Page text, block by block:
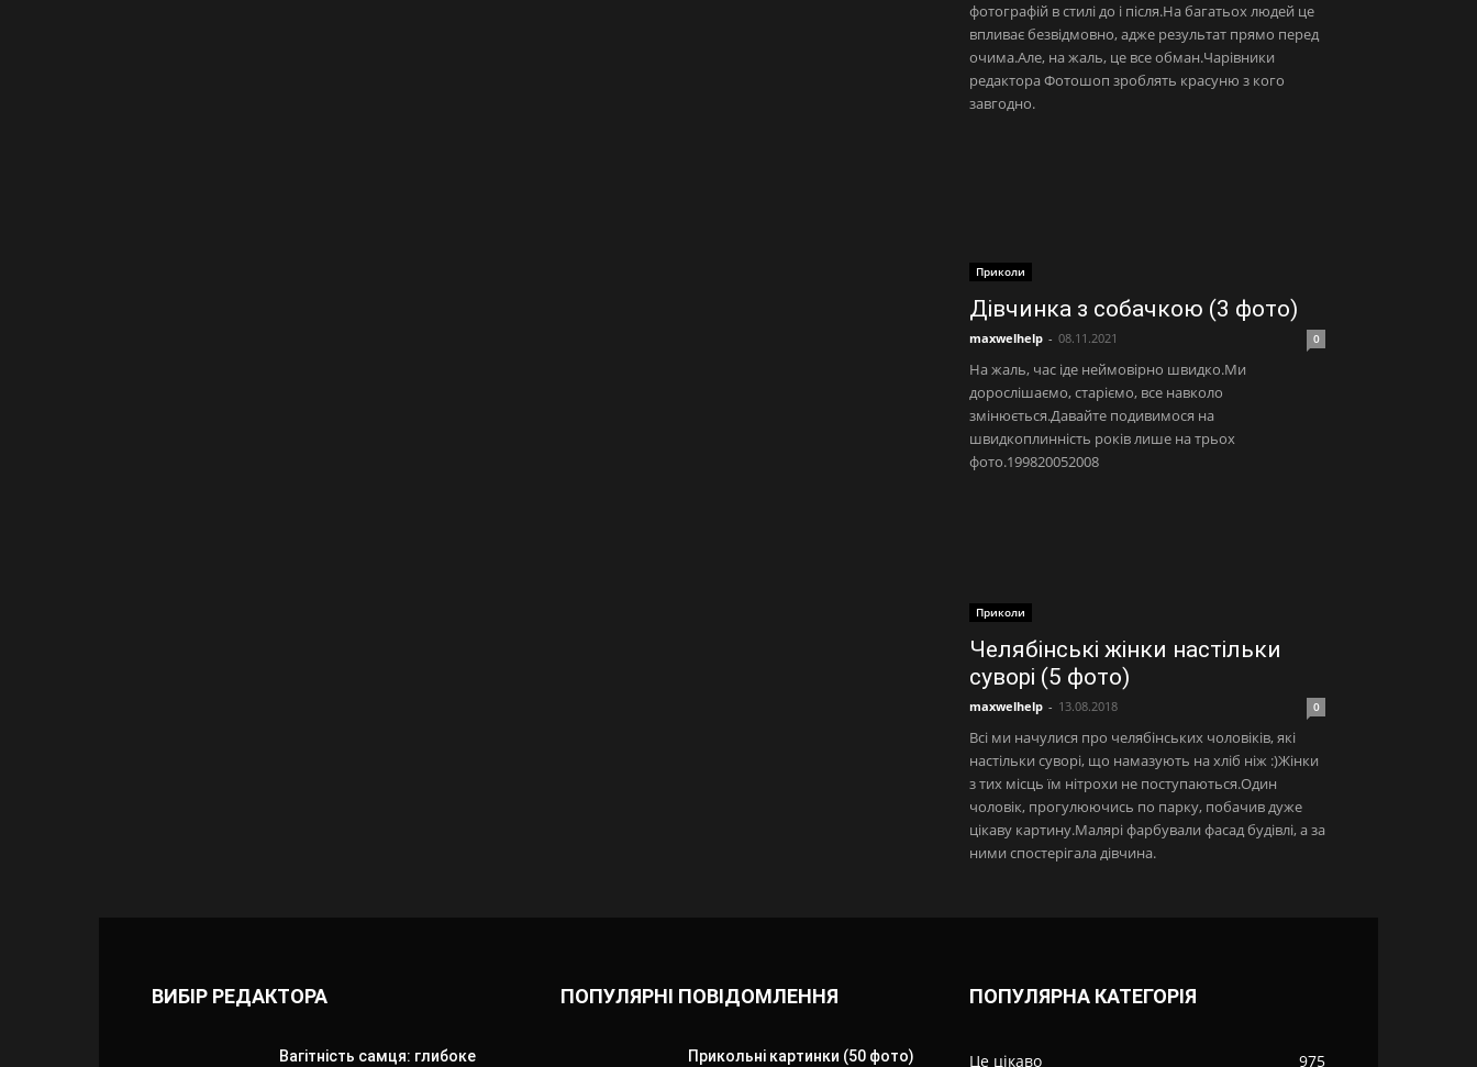
фотографій в стилі до і після.На багатьох людей це
впливає безвідмовно, адже результат прямо перед
очима.Але, на жаль, це все обман.Чарівники
редактора Фотошоп зроблять красуню з кого
завгодно.
Приколи
Дівчинка з собачкою (3 фото)
maxwelhelp - 08.11.2021 0
На жаль, час іде неймовірно швидко.Ми
дорослішаємо, старіємо, все навколо
змінюється.Давайте подивимося на
швидкоплинність років лише на трьох
фото.199820052008
Приколи
Челябінські жінки настільки
суворі (5 фото)
maxwelhelp - 13.08.2018 0
Всі ми начулися про челябінських чоловіків, які
настільки суворі, що намазують на хліб ніж :)Жінки
з тих місць їм нітрохи не поступаються.Один
чоловік, прогулюючись по парку, побачив дуже
цікаву картину.Малярі фарбували фасад будівлі, а за
ними спостерігала дівчина.
ВИБІР РЕДАКТОРА
Вагітність самця: глибоке
ПОПУЛЯРНІ ПОВІДОМЛЕННЯ
Прикольні картинки (50 фото)
ПОПУЛЯРНА КАТЕГОРІЯ
Це цікаво 975